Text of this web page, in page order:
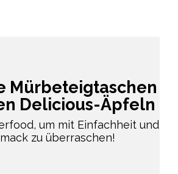
Mürbeteigtaschen
Delicious-Äpfeln
um mit Einfachheit und
zu überraschen!